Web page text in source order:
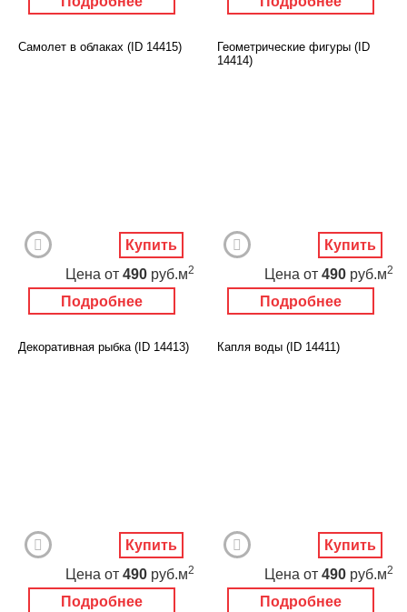
Самолет в облаках (ID 14415)
Подробнее
Цена от 490 руб.м2
Купить
Геометрические фигуры (ID
14414)
Подробнее
Цена от 490 руб.м2
Купить
Декоративная рыбка (ID 14413)
Подробнее
Цена от 490 руб.м2
Купить
Капля воды (ID 14411)
Подробнее
Цена от 490 руб.м2
Купить